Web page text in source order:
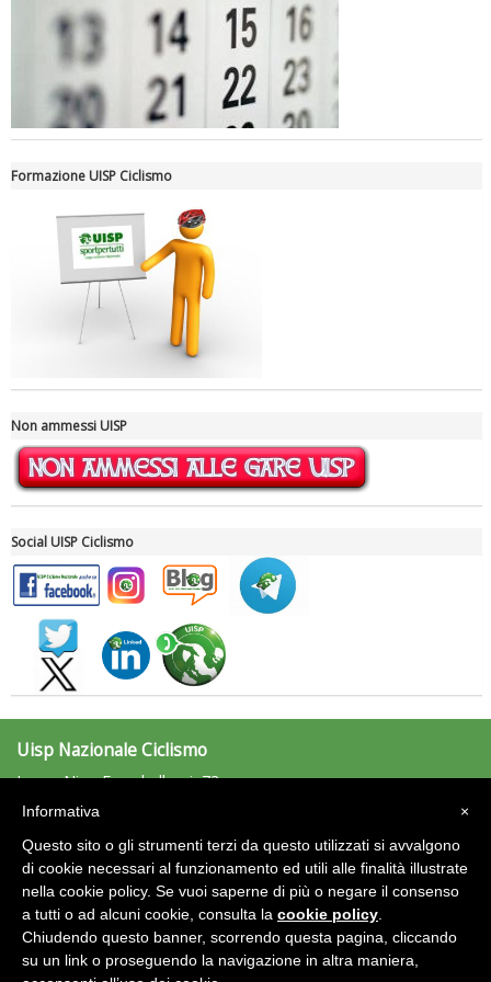
Luglio 2026: "Pensando con i piedi, si possono fare le
rivoluzioni"
Tiziano Pesce a Radio InBlu2000 traccia il bilancio della stagione
Ddl Lobby, Uisp: “Il Parlamento valorizzi le nostre specificità"
Formazione UISP Ciclismo
Non ammessi UISP
Social UISP Ciclismo
Uisp Nazionale Ciclismo
Largo Nino Franchellucci, 73
00155 Roma
C.F.:97029170582
Area Riservata 2.0
×
Informativa
Questo sito o gli strumenti terzi da questo utilizzati si avvalgono
di cookie necessari al funzionamento ed utili alle finalità illustrate
nella cookie policy. Se vuoi saperne di più o negare il consenso
a tutti o ad alcuni cookie, consulta la cookie policy
Chiudendo questo banner, scorrendo questa pagina, cliccando
su un link o proseguendo la navigazione in altra maniera,